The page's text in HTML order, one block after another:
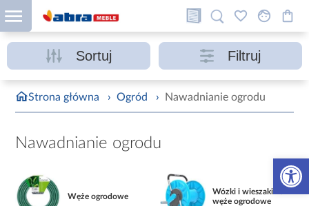
Otwórz
Sortuj Filtruj
Strona główna › Ogród › Nawadnianie ogrodu
Nawadnianie ogrodu
Węże ogrodowe
Wózki i wieszaki na
węże ogrodowe